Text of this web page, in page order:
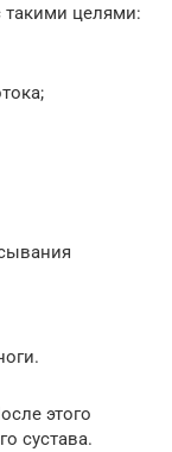
такими целями:
этого
сустава.